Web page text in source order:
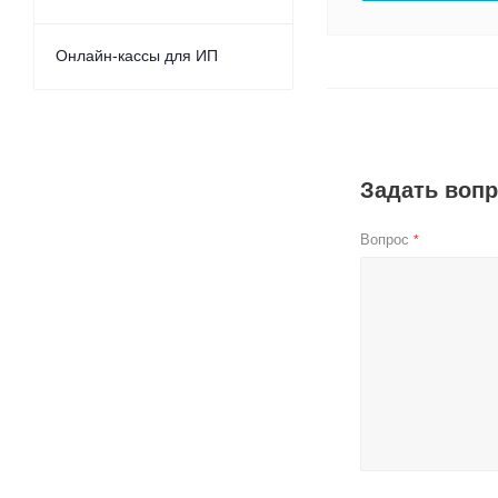
Задать
Вопрос *
Онлайн-кассы для ИП